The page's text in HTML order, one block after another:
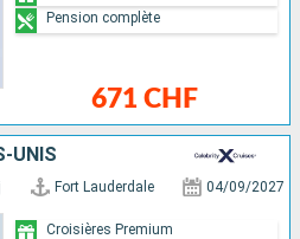
671 CHF
Pension complète
UNIS
Fort Lauderdale 04/09/2027
Croisières Premium